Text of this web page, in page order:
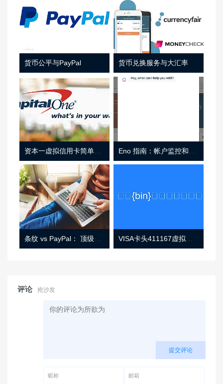
货币公平与PayPal 货币兑换服务与大汇率
资本一虚拟信用卡简单介绍
条纹 vs PayPal： 顶级功能， 定价 （和更多！ VISA卡头411167虚拟卡基础信息
评论 抢沙发
提交评论